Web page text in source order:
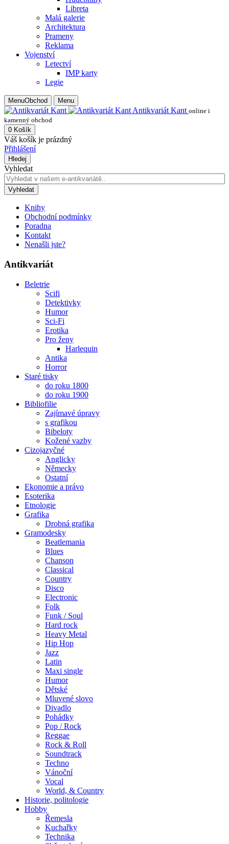
Libreta
Malá galerie
Architektura
Prameny
Reklama
Vojenství
Letectví
IMP karty
Legie
MenuObchod Menu
Antikvariát Kant online i
kamenný obchod
0 Košík
Váš košík je prázdný
Přihlášení
Hledej
Vyhledat
Vyhledat
Knihy
Obchodní podmínky
Poradna
Kontakt
Nenašli jste?
Antikvariát
Beletrie
Scifi
Detektivky
Humor
Sci-Fi
Erotika
Pro ženy
Harlequin
Antika
Horror
Staré tisky
do roku 1800
do roku 1900
Bibliofilie
Zajímavé úpravy
s grafikou
Bibeloty
Kožené vazby
Cizojazyčné
Anglicky
Německy
Ostatní
Ekonomie a právo
Esoterika
Etnologie
Grafika
Drobná grafika
Gramodesky
Beatlemania
Blues
Chanson
Classical
Country
Disco
Electronic
Folk
Funk / Soul
Hard rock
Heavy Metal
Hip Hop
Jazz
Latin
Maxi single
Humor
Dětské
Mluvené slovo
Divadlo
Pohádky
Pop / Rock
Reggae
Rock & Roll
Soundtrack
Techno
Vánoční
Vocal
World, & Country
Historie, politologie
Hobby
Řemesla
Kuchařky
Technika